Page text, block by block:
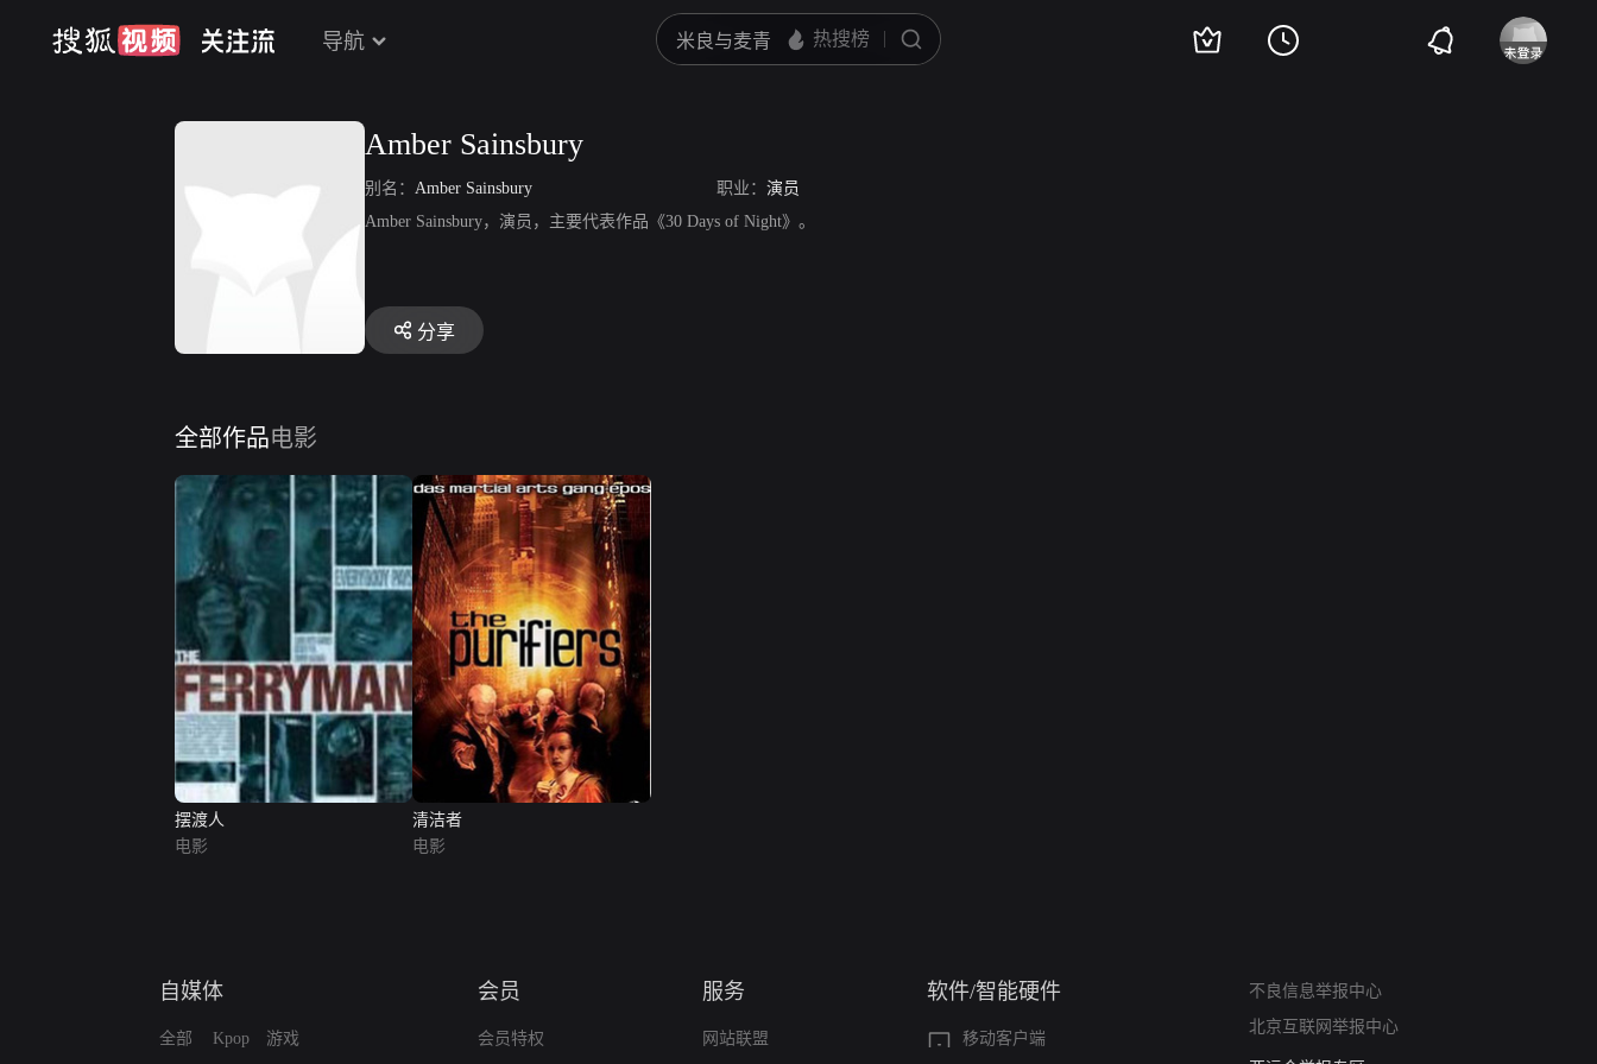
导航
Amber Sainsbury
别名： Amber Sainsbury 职业： 演员
Amber Sainsbury，演员，主要代表作品《30 Days of Night》。
分享
全部作品电影
摆渡人
电影
清洁者
电影
自媒体
全部 Kpop 游戏
会员
会员特权
服务
网站联盟
软件/智能硬件
移动客户端
不良信息举报中心
北京互联网举报中心
算法推荐专项举报